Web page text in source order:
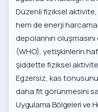
Düzenli fiziksel aktivite,
hem de enerji
depolarının
(WHO), yetişkinlerin
şiddette fiziksel
Egzersiz, kas
daha fit görünmesini
Uygulama Bölgeleri ve